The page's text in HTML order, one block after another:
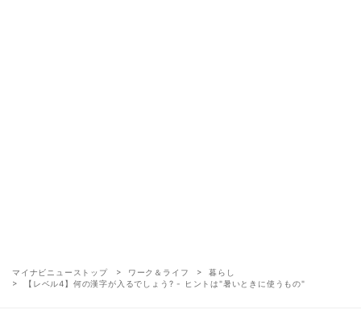
マイナビニューストップ ワーク＆ライフ
暮らし
【レベル4】何の漢字が入るでしょう? - ヒントは"暑いときに使うもの"